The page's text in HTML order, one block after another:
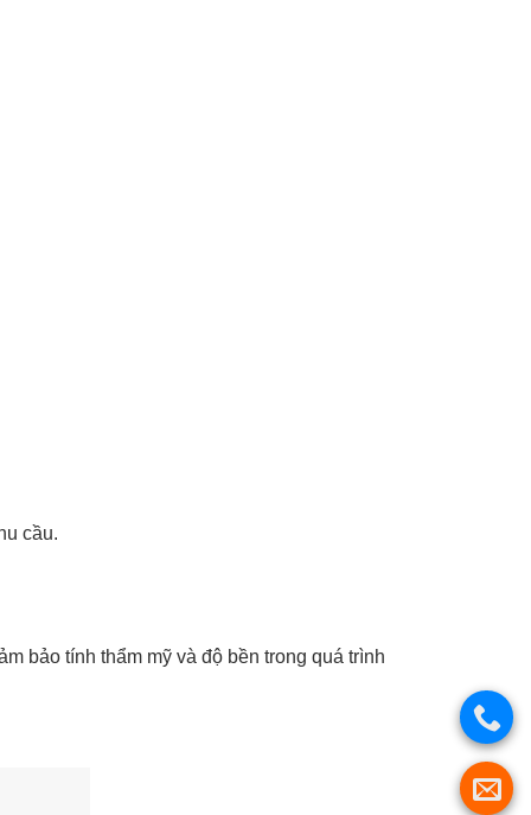
cầu.
bảo tính thẩm mỹ và độ bền trong quá trình